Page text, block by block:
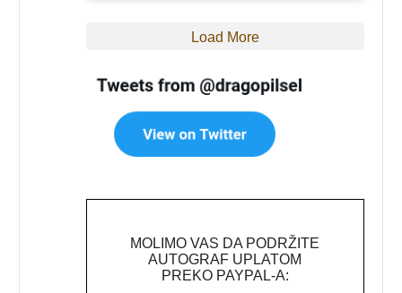
Load More
MOLIMO VAS DA PODRŽITE
AUTOGRAF UPLATOM
PREKO PAYPAL-A: